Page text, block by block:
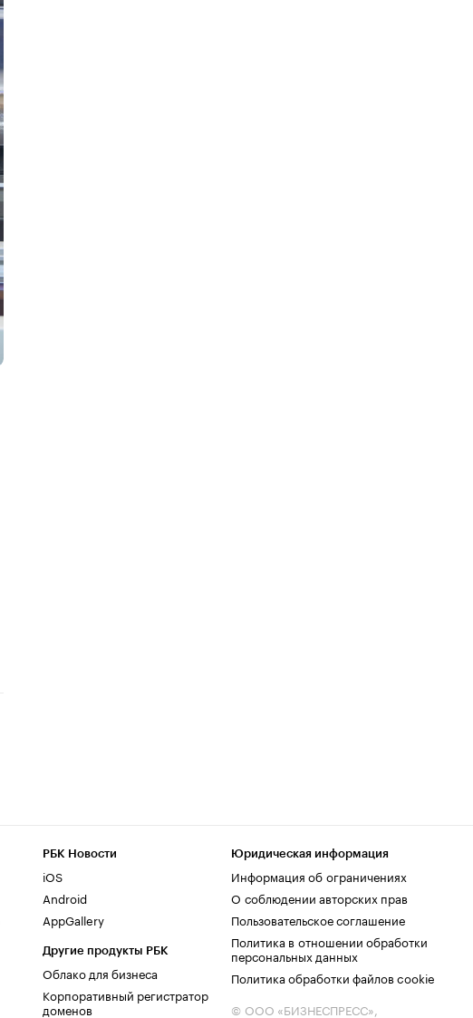
РБК Новости
iOS
Android
AppGallery
Другие продукты РБК
Облако для бизнеса
Корпоративный регистратор
доменов
Юридическая информация
Информация об ограничениях
О соблюдении авторских прав
Пользовательское соглашение
Политика в отношении обработки
персональных данных
Политика обработки файлов cookie
© ООО «БИЗНЕСПРЕСС»,